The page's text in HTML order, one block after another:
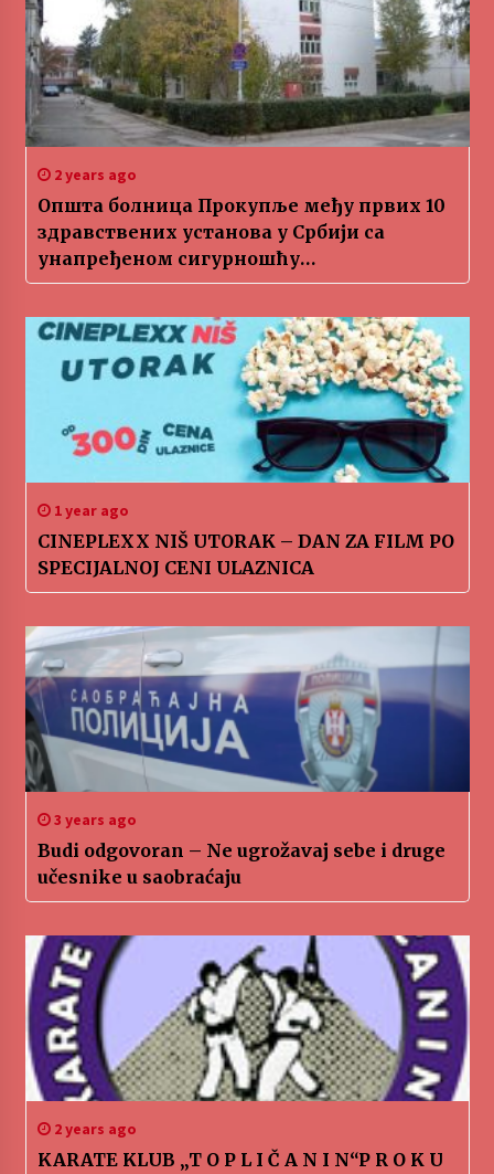
2 years ago
Општа болница Прокупље међу првих 10
здравствених установа у Србији са
унапређеном сигурношћу
информационог система
1 year ago
CINEPLEXX NIŠ UTORAK – DAN ZA FILM PO
SPECIJALNOJ CENI ULAZNICA
3 years ago
Budi odgovoran – Ne ugrožavaj sebe i druge
učesnike u saobraćaju
2 years ago
KARATE KLUB „T O P L I Č A N I N“P R O K U